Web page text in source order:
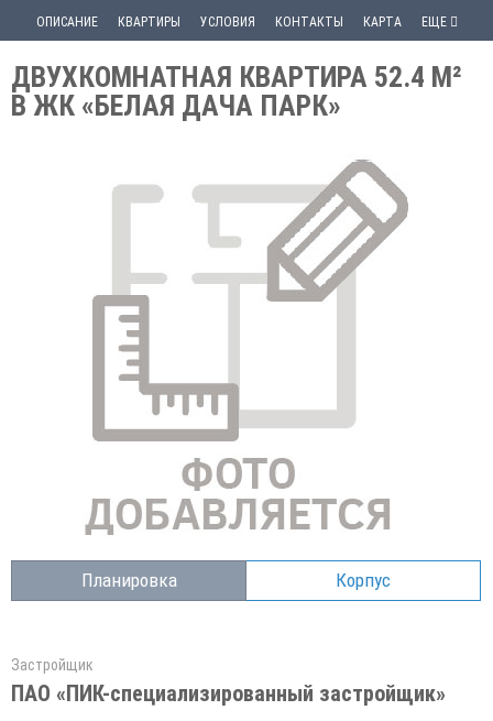
ОПИСАНИЕ КВАРТИРЫ УСЛОВИЯ КОНТАКТЫ КАРТА ЕЩЕ
ДВУХКОМНАТНАЯ КВАРТИРА 52.4 М²
В ЖК «БЕЛАЯ ДАЧА ПАРК»
Планировка Корпус
Застройщик
ПАО «ПИК-специализированный застройщик»